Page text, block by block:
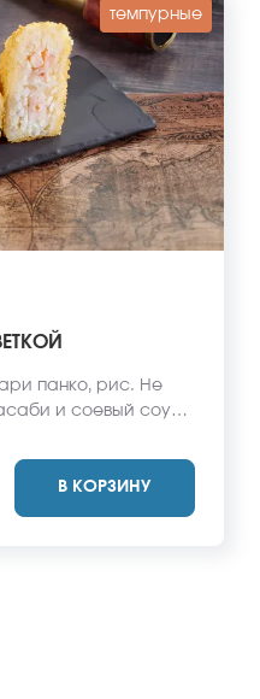
темпурные
панко, рис. Не
и соевый соус.
на сайте.
В КОРЗИНУ